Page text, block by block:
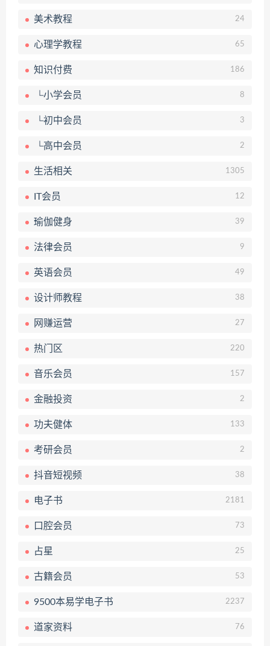
美术教程 24
心理学教程 65
知识付费 186
└小学会员 8
└初中会员 3
└高中会员 2
生活相关 1305
IT会员 12
瑜伽健身 39
法律会员 9
英语会员 49
设计师教程 38
网赚运营 27
热门区 220
音乐会员 157
金融投资 2
功夫健体 133
考研会员 2
抖音短视频 38
电子书 2181
口腔会员 73
占星 25
古籍会员 53
9500本易学电子书 2237
道家资料 76